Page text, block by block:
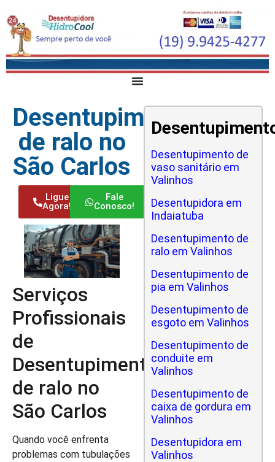
Desentupimento
de ralo no
São Carlos
Ligue
Agora!
Fale
Conosco!
Serviços
Profissionais
de
Desentupimento
de ralo no
São Carlos
Quando você enfrenta
problemas com tubulações
Desentupimento de
vaso sanitário em
Valinhos
Desentupidora em
Indaiatuba
Desentupimento de
ralo em Valinhos
Desentupimento de
pia em Valinhos
Desentupimento de
esgoto em Valinhos
Desentupimento de
conduite em
Valinhos
Desentupimento de
caixa de gordura em
Valinhos
Desentupidora em
Valinhos